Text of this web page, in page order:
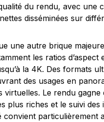
du rendu, avec une
disséminées sur
une autre brique
les ratios
la 4K. Des formats
des usages en
Le rendu gagne
plus riches et le suivi
convient particulièrement